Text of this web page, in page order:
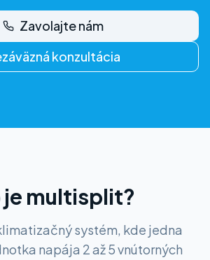
Zavolajte nám
konzultácia
je multisplit?
systém, kde jedna
napája 2 až 5 vnútorných